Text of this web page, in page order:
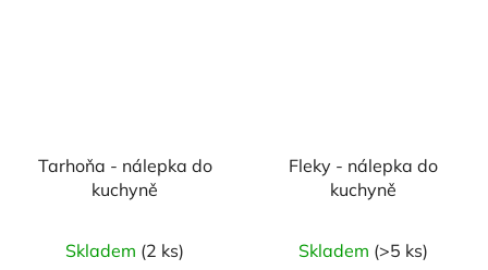
Tarhoňa - nálepka do
kuchyně
Skladem (2 ks)
Fleky - nálepka do
kuchyně
Skladem (>5 ks)